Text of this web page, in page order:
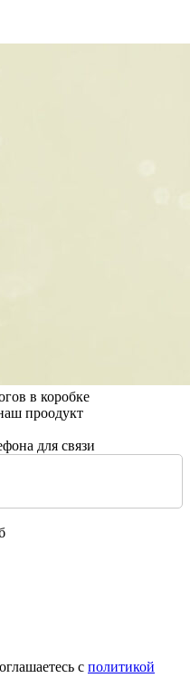
в коробке
проодукт
для связи
с политикой